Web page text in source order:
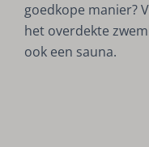
goedkope manier?
het overdekte
ook een sauna.